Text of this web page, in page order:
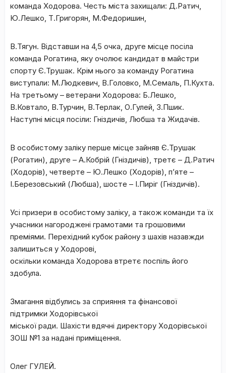
команда Ходорова. Честь міста захищали: Д.Ратич,
Ю.Лешко, Т.Григорян, М.Федоришин,
В.Тягун. Відставши на 4,5 очка, друге місце посіла
команда Рогатина, яку очолює кандидат в майстри
спорту Є.Трушак. Крім нього за команду Рогатина
виступали: М.Людкевич, В.Головко, М.Семаль, П.Кухта.
На третьому – ветерани Ходорова: Б.Лешко,
В.Ковтало, В.Турчин, В.Терлак, О.Гулей, З.Пшик.
Наступні місця посіли: Гніздичів, Любша та Жидачів.
В особистому заліку перше місце зайняв Є.Трушак
(Рогатин), друге – А.Кобрій (Гніздичів), третє – Д.Ратич
(Ходорів), четверте – Ю.Лешко (Ходорів), п’яте –
І.Березовський (Любша), шосте – І.Пиріг (Гніздичів).
Усі призери в особистому заліку, а також команди та їх
учасники нагороджені грамотами та грошовими
преміями. Перехідний кубок району з шахів назавжди
залишиться у Ходорові,
оскільки команда Ходорова втретє поспіль його
здобула.
Змагання відбулись за сприяння та фінансової
підтримки Ходорівської
міської ради. Шахісти вдячні директору Ходорівської
ЗОШ №1 за надані приміщення.
Олег ГУЛЕЙ.